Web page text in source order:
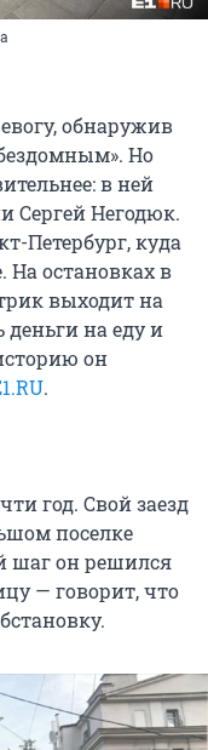
обнаружив
Но
в ней
Сергей Негодюк.
Петербург, куда
На остановках в
выходит на
деньги на еду и
он
.
год. Свой заезд
поселке
шаг он решился
— говорит, что